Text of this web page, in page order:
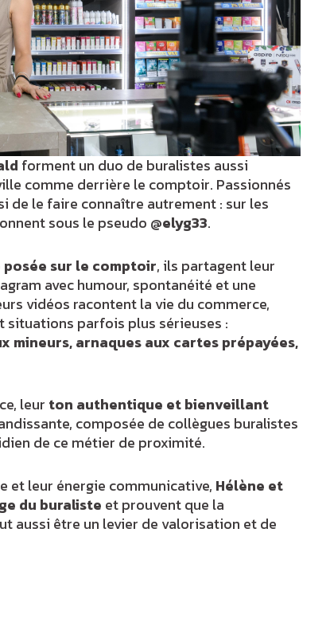
forment un duo de buralistes aussi
comme derrière le comptoir. Passionnés
de le faire connaître autrement : sur les
sous le pseudo @elyg33.
posée sur le comptoir, ils partagent leur
avec humour, spontanéité et une
vidéos racontent la vie du commerce,
situations parfois plus sérieuses :
mineurs, arnaques aux cartes prépayées,
leur ton authentique et bienveillant
composée de collègues buralistes
de ce métier de proximité.
et leur énergie communicative, Hélène et
du buraliste et prouvent que la
aussi être un levier de valorisation et de